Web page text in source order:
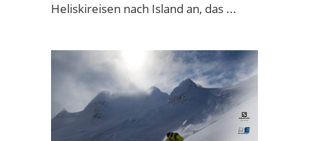
Heliskireisen nach Island an, das